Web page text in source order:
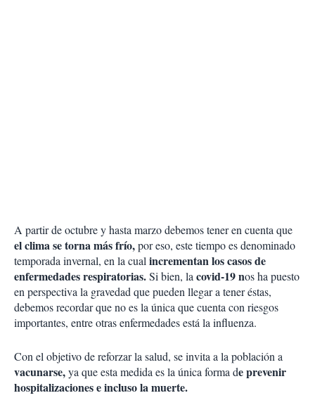
A partir de octubre y hasta marzo debemos tener en cuenta que
el clima se torna más frío,por eso, este tiempo es denominado
temporada invernal, en la cualincrementan los casos de
enfermedades respiratorias.Si bien, lacovid-19 nos ha puesto
en perspectiva la gravedad que pueden llegar a tener éstas,
debemos recordar que no es la única que cuenta con riesgos
importantes, entre otras enfermedades está la influenza.
Con el objetivo de reforzar la salud, se invita a la población a
vacunarse,ya que esta medida es la única forma de prevenir
hospitalizaciones e incluso la muerte.